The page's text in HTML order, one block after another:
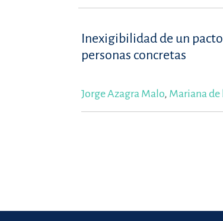
Inexigibilidad de un
personas concretas
Jorge Azagra Malo, Mariana de